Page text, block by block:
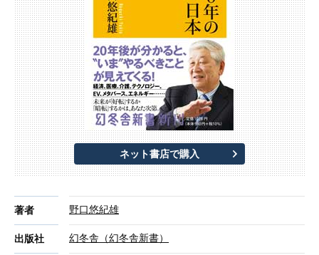
ネット書店で購入
著者 野口悠紀雄
出版社 幻冬舎（幻冬舎新書）